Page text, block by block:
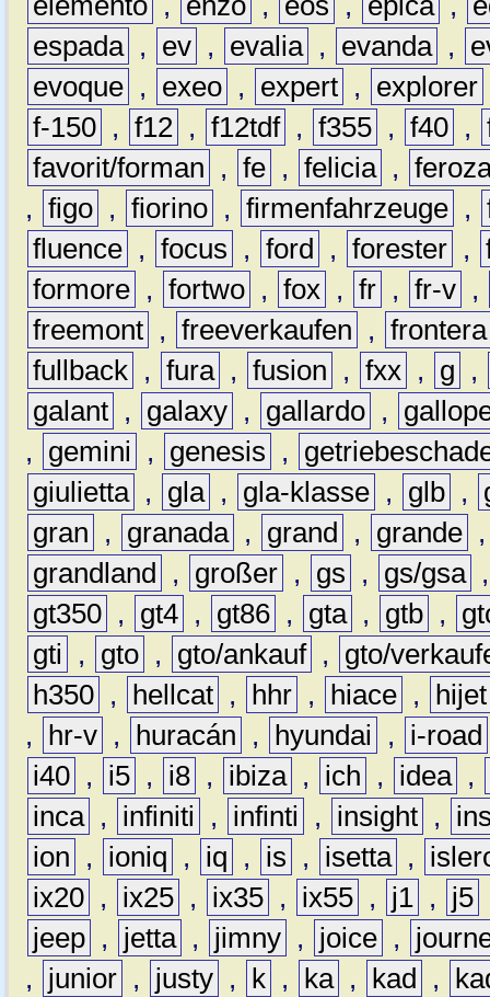
espada , ev , evalia , evanda ,
evoque , exeo , expert , explorer
f-150 , f12 , f12tdf , f355 , f40 ,
favorit/forman
, fe , felicia ,
, figo , fiorino , firmenfahrzeuge ,
fluence , focus , ford , forester ,
formore , fortwo , fox , fr , fr-v ,
freemont , freeverkaufen , frontera
fullback , fura , fusion , fxx , g
,
galant , galaxy , gallardo ,
,
gemini , genesis ,
giulietta , gla , gla-klasse , glb ,
gran
, granada , grand , grande
grandland
, großer , gs , gs/gsa
gt350 , gt4 , gt86 , gta , gtb ,
gti
, gto , gto/ankauf ,
gto/
h350 , hellcat , hhr , hiace ,
hijet
,
hr-v , huracán , hyundai ,
i-road
i40 , i5 , i8 , ibiza , ich , idea ,
inca , infiniti , infinti , insight ,
ion
, ioniq , iq , is , isetta ,
ix20 , ix25 , ix35 , ix55 , j1 , j5
jeep , jetta , jimny , joice ,
,
junior , justy , k , ka , kad ,